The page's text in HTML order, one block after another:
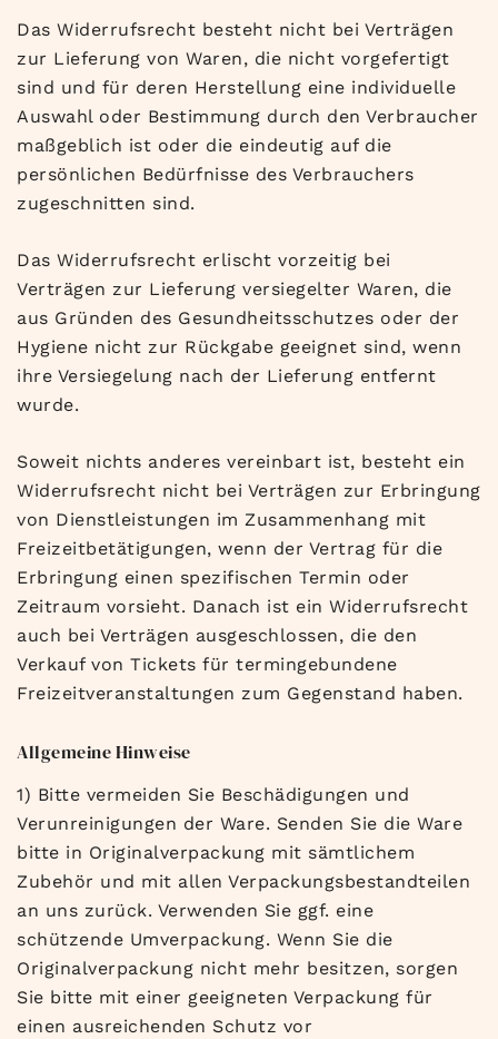
Das Widerrufsrecht besteht nicht bei Verträgen
zur Lieferung von Waren, die nicht vorgefertigt
sind und für deren Herstellung eine individuelle
Auswahl oder Bestimmung durch den Verbraucher
maßgeblich ist oder die eindeutig auf die
persönlichen Bedürfnisse des Verbrauchers
zugeschnitten sind.
Das Widerrufsrecht erlischt vorzeitig bei
Verträgen zur Lieferung versiegelter Waren, die
aus Gründen des Gesundheitsschutzes oder der
Hygiene nicht zur Rückgabe geeignet sind, wenn
ihre Versiegelung nach der Lieferung entfernt
wurde.
Soweit nichts anderes vereinbart ist, besteht ein
Widerrufsrecht nicht bei Verträgen zur Erbringung
von Dienstleistungen im Zusammenhang mit
Freizeitbetätigungen, wenn der Vertrag für die
Erbringung einen spezifischen Termin oder
Zeitraum vorsieht. Danach ist ein Widerrufsrecht
auch bei Verträgen ausgeschlossen, die den
Verkauf von Tickets für termingebundene
Freizeitveranstaltungen zum Gegenstand haben.
Allgemeine Hinweise
1) Bitte vermeiden Sie Beschädigungen und
Verunreinigungen der Ware. Senden Sie die Ware
bitte in Originalverpackung mit sämtlichem
Zubehör und mit allen Verpackungsbestandteilen
an uns zurück. Verwenden Sie ggf. eine
schützende Umverpackung. Wenn Sie die
Originalverpackung nicht mehr besitzen, sorgen
Sie bitte mit einer geeigneten Verpackung für
einen ausreichenden Schutz vor